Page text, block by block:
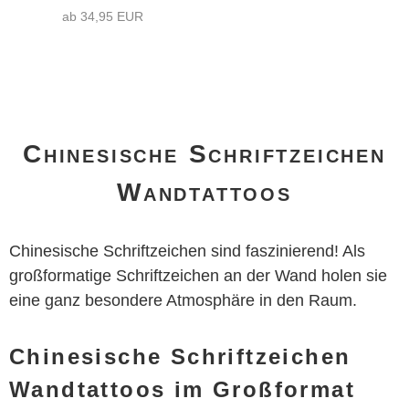
Chinesische Schriftzeichen
Wandtattoos
Chinesische Schriftzeichen sind faszinierend! Als
großformatige Schriftzeichen an der Wand holen sie
eine ganz besondere Atmosphäre in den Raum.
Chinesische Schriftzeichen
Wandtattoos im Großformat
ab 34,95 EUR